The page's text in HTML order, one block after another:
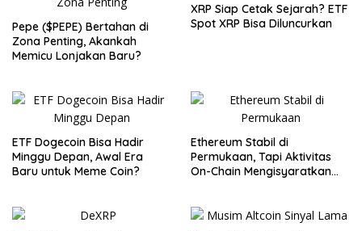
Pepe ($PEPE) Bertahan di
Zona Penting, Akankah
Memicu Lonjakan Baru?
XRP Siap Cetak Sejarah? ETF
Spot XRP Bisa Diluncurkan
ETF Dogecoin Bisa Hadir
Minggu Depan, Awal Era
Baru untuk Meme Coin?
Ethereum Stabil di
Permukaan, Tapi Aktivitas
On-Chain Mengisyaratkan